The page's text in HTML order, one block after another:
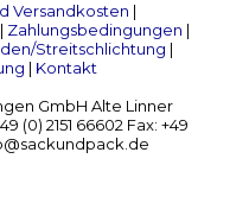
Versandkosten |
| Zahlungsbedingungen |
Streitschlichtung |
| Kontakt
GmbH Alte Linner
(0) 2151 66602 Fax: +49